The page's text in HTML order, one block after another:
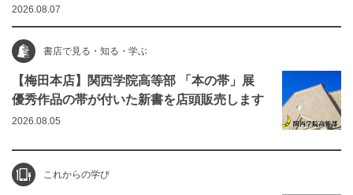
2026.08.07
書店で見る・知る・学ぶ
【梅田本店】関西学院高等部 「本の帯」展
優秀作品の帯が付いた新書を店頭販売します
2026.08.05
これからの学び